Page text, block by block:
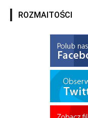
ROZMAITOŚCI